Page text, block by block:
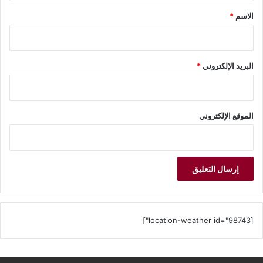
*
الاسم *
البريد الإلكتروني*
الموقع الإلكتروني
[location-weather id="98743"]